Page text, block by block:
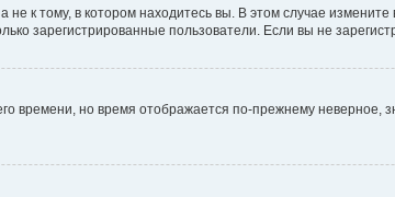
к тому, в котором находитесь вы. В этом случае
зарегистрированные пользователи. Если вы не
времени, но время отображается по-прежнему